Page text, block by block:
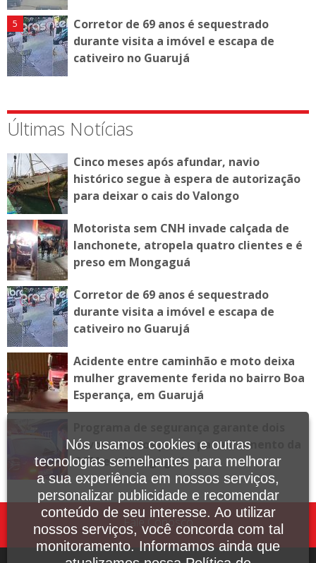
Corretor de 69 anos é sequestrado
durante visita a imóvel e escapa de
cativeiro no Guarujá
Últimas Notícias
Cinco meses após afundar, navio
histórico segue à espera de autorização
para deixar o cais do Valongo
Motorista sem CNH invade calçada de
lanchonete, atropela quatro clientes e é
preso em Mongaguá
Corretor de 69 anos é sequestrado
durante visita a imóvel e escapa de
cativeiro no Guarujá
Acidente entre caminhão e moto deixa
mulher gravemente ferida no bairro Boa
Esperança, em Guarujá
novos veículos para o patrulhamento da
GCM em Mongaguá
Fale Conosco
Nós usamos cookies e outras
tecnologias semelhantes para melhorar
a sua experiência em nossos serviços,
personalizar publicidade e recomendar
conteúdo de seu interesse. Ao utilizar
nossos serviços, você concorda com tal
monitoramento. Informamos ainda que